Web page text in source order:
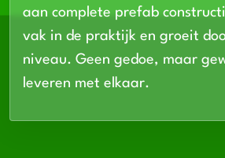
aan complete prefab
vak in de praktijk en groeit
niveau. Geen gedoe, maar
leveren met elkaar.